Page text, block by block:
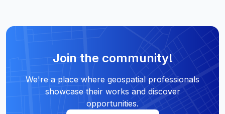
Join the community!
We're a place where geospatial professionals
showcase their works and discover
opportunities.